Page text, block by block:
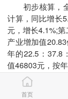
初步核算，全
计算，同比增长
元，增长4.1%;
产业增加值
年的22.5：37.8
值46803元，按
首页